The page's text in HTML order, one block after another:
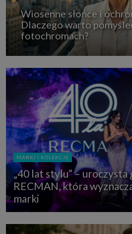
Wiosenne słońce i
Dlaczego warto
fotochromach?
MARKI I KOLEKCJE
„40 lat stylu” – uroczysta
RECMAN, która
marki